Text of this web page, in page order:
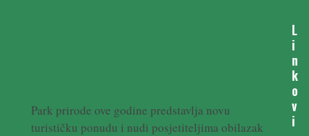
Park prirode ove godine predstavlja novu
turističku ponudu i nudi posjetiteljima obilazak
L
i
n
k
o
v
i